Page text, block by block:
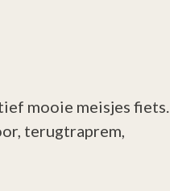
mooie meisjes fiets.
terugtraprem,